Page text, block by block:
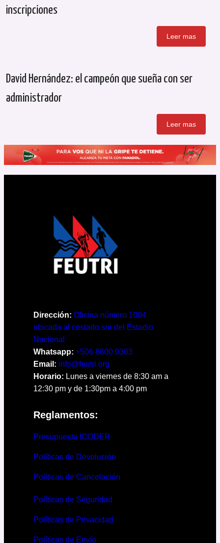
inscripciones
Leer mas
David Hernández: el campeón que sueña con ser
administrador
Leer mas
Dirección: Oficina número 1004
ubicada al costado sur del Estadio
Nacional
Whatsapp: +506 8800 0303
Email: info@feutri.org
Horario: Lunes a viernes de 8:30 am a
12:30 pm y de 1:30pm a 4:00 pm
Reglamentos:
Presupuesto ICODER
Políticas de Devolución
Políticas de Cancelación
Políticas de Seguridad
Políticas de Privacidad
Políticas de Envío